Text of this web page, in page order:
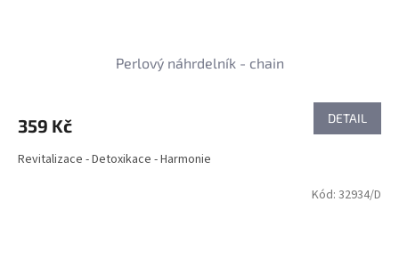
Perlový náhrdelník - chain
359 Kč DETAIL
Revitalizace - Detoxikace - Harmonie
Kód: 32934/D